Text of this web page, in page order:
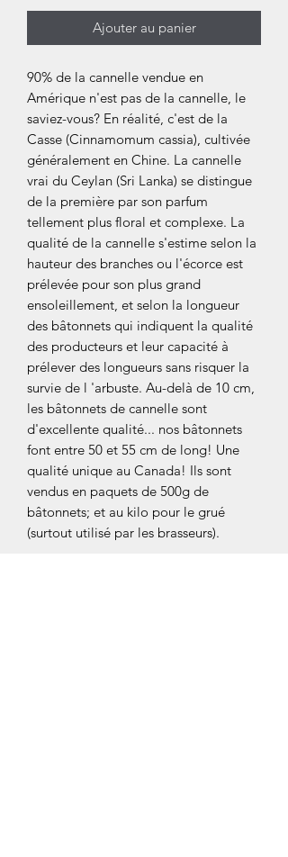
Ajouter au panier
90% de la cannelle vendue en
Amérique n'est pas de la cannelle, le
saviez-vous? En réalité, c'est de la
Casse (Cinnamomum cassia), cultivée
généralement en Chine. La cannelle
vrai du Ceylan (Sri Lanka) se distingue
de la première par son parfum
tellement plus floral et complexe. La
qualité de la cannelle s'estime selon la
hauteur des branches ou l'écorce est
prélevée pour son plus grand
ensoleillement, et selon la longueur
des bâtonnets qui indiquent la qualité
des producteurs et leur capacité à
prélever des longueurs sans risquer la
survie de l 'arbuste. Au-delà de 10 cm,
les bâtonnets de cannelle sont
d'excellente qualité... nos bâtonnets
font entre 50 et 55 cm de long! Une
qualité unique au Canada! Ils sont
vendus en paquets de 500g de
bâtonnets; et au kilo pour le grué
(surtout utilisé par les brasseurs).